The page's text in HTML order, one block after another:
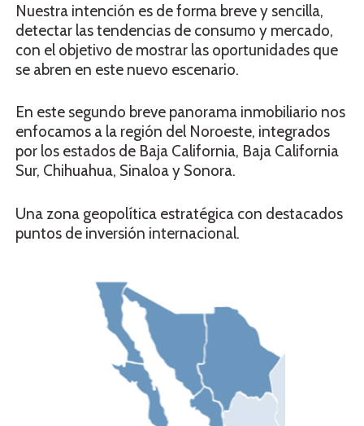
Nuestra intención es de forma breve y sencilla,
detectar las tendencias de consumo y mercado,
con el objetivo de mostrar las oportunidades que
se abren en este nuevo escenario.
En este segundo breve panorama inmobiliario nos
enfocamos a la región del Noroeste, integrados
por los estados de Baja California, Baja California
Sur, Chihuahua, Sinaloa y Sonora.
Una zona geopolítica estratégica con destacados
puntos de inversión internacional.